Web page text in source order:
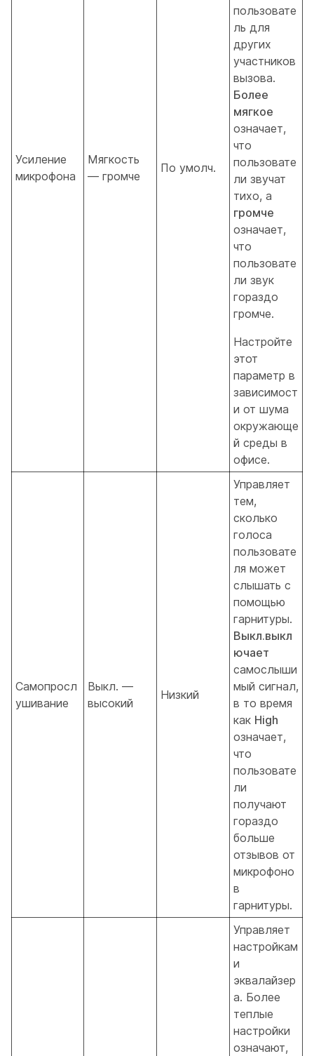
Усиление
микрофона
Мягкость
— громче
По умолч.
пользовате
ль для
других
участников
вызова.
Более
мягкое
означает,
что
пользовате
ли звучат
тихо, а
громче
означает,
что
пользовате
ли звук
гораздо
громче.
Настройте
этот
параметр в
зависимост
и от шума
окружающе
й среды в
офисе.
Самопросл
ушивание
Выкл. —
высокий
Низкий
Управляет
тем,
сколько
голоса
пользовате
ля может
слышать с
помощью
гарнитуры.
Выкл.выкл
ючает
самослыши
мый сигнал,
в то время
как High
означает,
что
пользовате
ли
получают
гораздо
больше
отзывов от
микрофоно
в
гарнитуры.
Управляет
настройкам
и
эквалайзер
а. Более
теплые
настройки
означают,